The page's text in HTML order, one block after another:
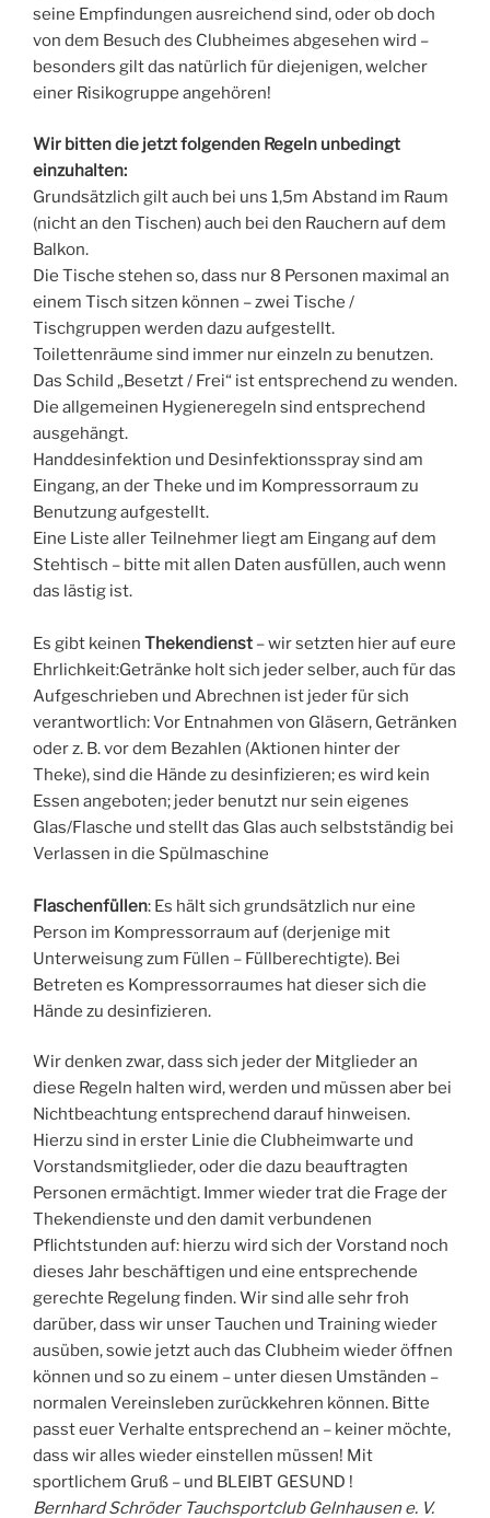
seine Empfindungen ausreichend sind, oder ob doch
von dem Besuch des Clubheimes abgesehen wird –
besonders gilt das natürlich für diejenigen, welcher
einer Risikogruppe angehören!
Wir bitten die jetzt folgenden Regeln unbedingt
einzuhalten:
Grundsätzlich gilt auch bei uns 1,5m Abstand im Raum
(nicht an den Tischen) auch bei den Rauchern auf dem
Balkon.
Die Tische stehen so, dass nur 8 Personen maximal an
einem Tisch sitzen können – zwei Tische /
Tischgruppen werden dazu aufgestellt.
Toilettenräume sind immer nur einzeln zu benutzen.
Das Schild „Besetzt / Frei“ ist entsprechend zu wenden.
Die allgemeinen Hygieneregeln sind entsprechend
ausgehängt.
Handdesinfektion und Desinfektionsspray sind am
Eingang, an der Theke und im Kompressorraum zu
Benutzung aufgestellt.
Eine Liste aller Teilnehmer liegt am Eingang auf dem
Stehtisch – bitte mit allen Daten ausfüllen, auch wenn
das lästig ist.
Es gibt keinen Thekendienst – wir setzten hier auf eure
Ehrlichkeit:Getränke holt sich jeder selber, auch für das
Aufgeschrieben und Abrechnen ist jeder für sich
verantwortlich: Vor Entnahmen von Gläsern, Getränken
oder z. B. vor dem Bezahlen (Aktionen hinter der
Theke), sind die Hände zu desinfizieren; es wird kein
Essen angeboten; jeder benutzt nur sein eigenes
Glas/Flasche und stellt das Glas auch selbstständig bei
Verlassen in die Spülmaschine
Flaschenfüllen: Es hält sich grundsätzlich nur eine
Person im Kompressorraum auf (derjenige mit
Unterweisung zum Füllen – Füllberechtigte). Bei
Betreten es Kompressorraumes hat dieser sich die
Hände zu desinfizieren.
Wir denken zwar, dass sich jeder der Mitglieder an
diese Regeln halten wird, werden und müssen aber bei
Nichtbeachtung entsprechend darauf hinweisen.
Hierzu sind in erster Linie die Clubheimwarte und
Vorstandsmitglieder, oder die dazu beauftragten
Personen ermächtigt. Immer wieder trat die Frage der
Thekendienste und den damit verbundenen
Pflichtstunden auf: hierzu wird sich der Vorstand noch
dieses Jahr beschäftigen und eine entsprechende
gerechte Regelung finden. Wir sind alle sehr froh
darüber, dass wir unser Tauchen und Training wieder
ausüben, sowie jetzt auch das Clubheim wieder öffnen
können und so zu einem – unter diesen Umständen –
normalen Vereinsleben zurückkehren können. Bitte
passt euer Verhalte entsprechend an – keiner möchte,
dass wir alles wieder einstellen müssen! Mit
sportlichem Gruß – und BLEIBT GESUND !
Bernhard Schröder Tauchsportclub Gelnhausen e. V.